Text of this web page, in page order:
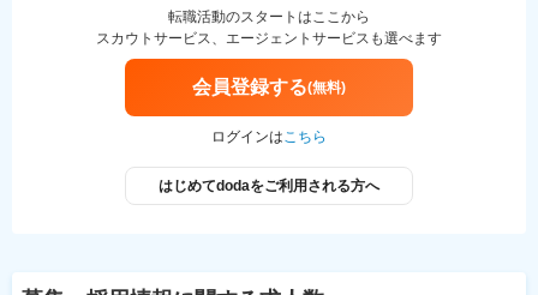
転職活動のスタートはここから
スカウトサービス、エージェントサービスも選べます
会員登録する(無料)
ログインはこちら
はじめてdodaをご利用される方へ